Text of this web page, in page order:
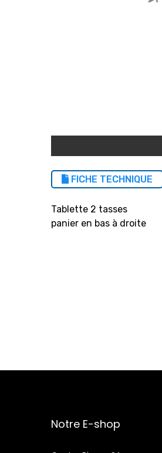
FICHE TECHNIQUE
Tablette 2 tasses
panier en bas à droite
Notre E-shop